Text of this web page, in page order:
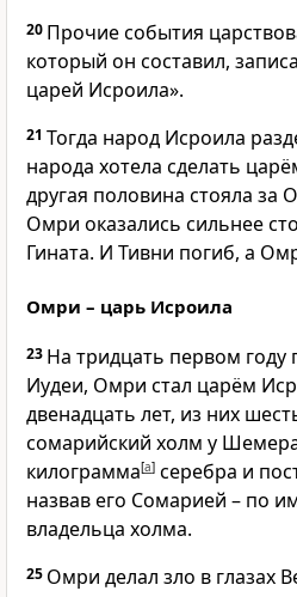
20 Прочие события
который он составил,
царей Исроила».
21 Тогда народ Исроила
народа хотела сделать
другая половина стояла за
Омри оказались сильнее
Гината. И Тивни погиб, а
Омри – царь Исроила
23 На тридцать первом году
Иудеи, Омри стал царём
двенадцать лет, из них
сомарийский холм у
килограмма[a] серебра и
назвав его Сомарией – по
владельца холма.
25 Омри делал зло в глазах